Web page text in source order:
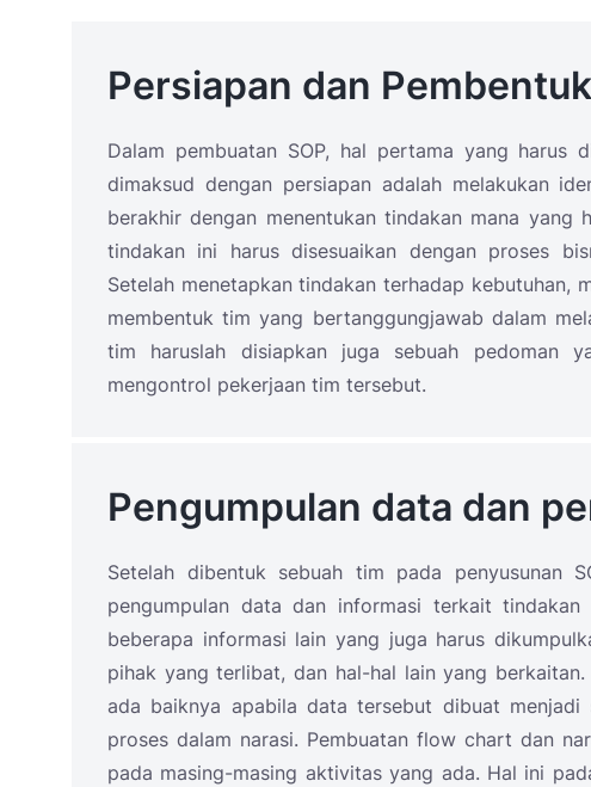
Persiapan dan
Dalam pembuatan SOP, hal pertama yang harus
dimaksud dengan persiapan adalah melakukan
berakhir dengan menentukan tindakan mana yang
tindakan ini harus disesuaikan dengan proses
Setelah menetapkan tindakan terhadap kebutuhan,
membentuk tim yang bertanggungjawab dalam
tim haruslah disiapkan juga sebuah pedoman
mengontrol pekerjaan tim tersebut.
Pengumpulan data dan
Setelah dibentuk sebuah tim pada penyusunan
pengumpulan data dan informasi terkait
beberapa informasi lain yang juga harus
pihak yang terlibat, dan hal-hal lain yang
ada baiknya apabila data tersebut dibuat
proses dalam narasi. Pembuatan flow chart dan
pada masing-masing aktivitas yang ada. Hal ini